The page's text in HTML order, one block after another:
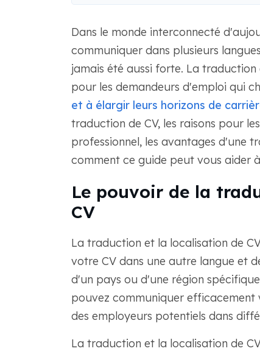
Dans le monde interconnecté
communiquer dans plusieurs
jamais été aussi forte. La traduction
pour les demandeurs d'emploi qui
et à élargir leurs horizons de
traduction de CV, les raisons pour
professionnel, les avantages d'une
comment ce guide peut vous aider
Le pouvoir de la
CV
La traduction et la localisation de
votre CV dans une autre langue et
d'un pays ou d'une région
pouvez communiquer efficacement
des employeurs potentiels dans
La traduction et la localisation de